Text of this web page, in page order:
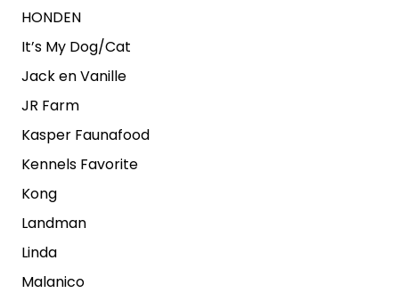
HONDEN
It’s My Dog/Cat
Jack en Vanille
JR Farm
Kasper Faunafood
Kennels Favorite
Kong
Landman
Linda
Malanico